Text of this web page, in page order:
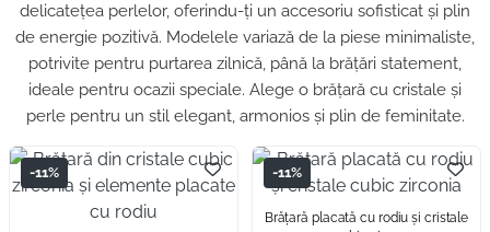
delicatețea perlelor, oferindu-ți un accesoriu sofisticat și plin
de energie pozitivă. Modelele variază de la piese minimaliste,
potrivite pentru purtarea zilnică, până la brățări statement,
ideale pentru ocazii speciale. Alege o brățară cu cristale și
perle pentru un stil elegant, armonios și plin de feminitate.
-11% -11%
Brăţară placată cu rodiu și cristale